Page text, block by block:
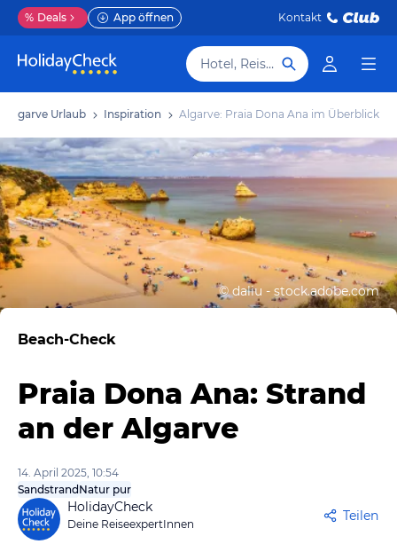
% Deals App öffnen Kontakt
Hotel, Reiseziel
Algarve Urlaub Inspiration Algarve: Praia Dona Ana im Überblick
©daliu - stock.adobe.com
Beach-Check
Praia Dona Ana: Strand
an der Algarve
14. April 2025, 10:54
Sandstrand Natur pur
HolidayCheck
Deine ReiseexpertInnen
Teilen